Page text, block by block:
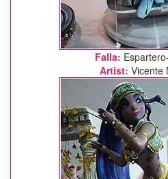
Falla:
Artist: Vicente